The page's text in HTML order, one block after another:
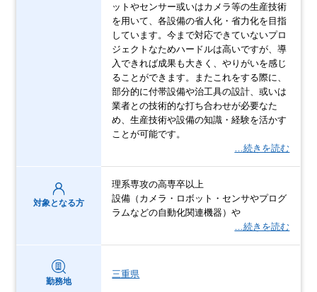
ットやセンサー或いはカメラ等の生産技術
を用いて、各設備の省人化・省力化を目指
しています。今まで対応できていないプロ
ジェクトなためハードルは高いですが、導
入できれば成果も大きく、やりがいを感じ
ることができます。またこれをする際に、
部分的に付帯設備や治工具の設計、或いは
業者との技術的な打ち合わせが必要なた
め、生産技術や設備の知識・経験を活かす
ことが可能です。
…続きを読む
対象となる方
理系専攻の高専卒以上
設備（カメラ・ロボット・センサやプログ
ラムなどの自動化関連機器）や
…続きを読む
勤務地
三重県